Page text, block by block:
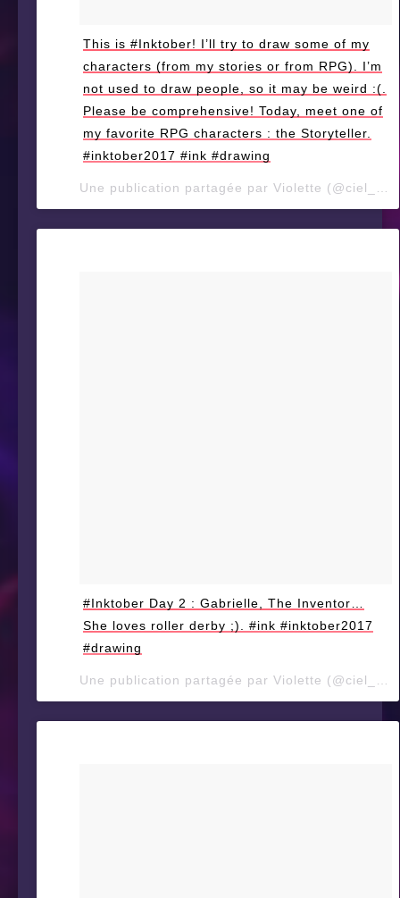
This is #Inktober! I’ll try to draw some of my
characters (from my stories or from RPG). I’m
not used to draw people, so it may be weird :(.
Please be comprehensive! Today, meet one of
my favorite RPG characters : the Storyteller.
#inktober2017 #ink #drawing
Une publication partagée par Violette (@ciel_d_orage) le
#Inktober Day 2 : Gabrielle, The Inventor…
She loves roller derby ;). #ink #inktober2017
#drawing
Une publication partagée par Violette (@ciel_d_orage) le